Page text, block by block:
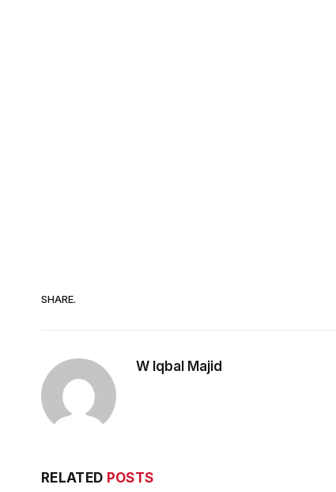
SHARE.
W Iqbal Majid
RELATED POSTS